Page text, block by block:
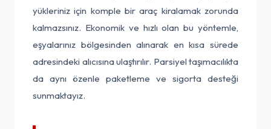
yükleriniz için komple bir araç kiralamak zorunda
kalmazsınız. Ekonomik ve hızlı olan bu yöntemle,
eşyalarınız bölgesinden alınarak en kısa sürede
adresindeki alıcısına ulaştırılır. Parsiyel taşımacılıkta
da aynı özenle paketleme ve sigorta desteği
sunmaktayız.